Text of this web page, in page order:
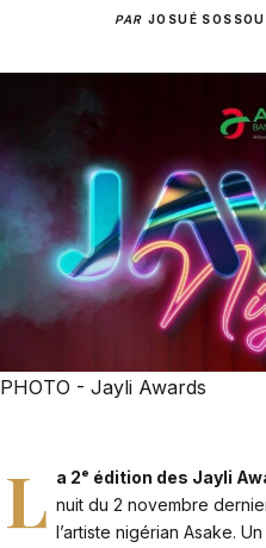
PARJOSUÉ SOSSOU
PHOTO - Jayli Awards
L a 2ᵉ édition des Jayli
nuit du 2 novembre
l’artiste nigérian Asake.